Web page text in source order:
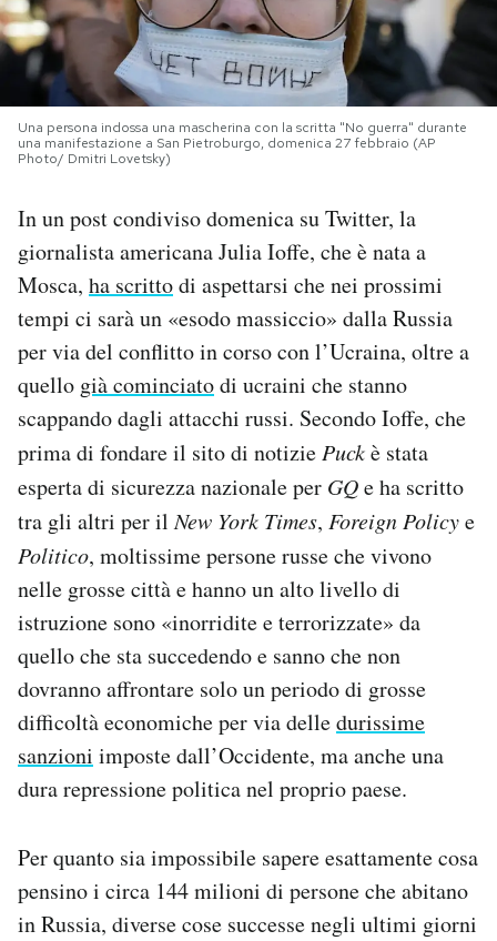
NEWSLETTER
I MIEI PREFERITI
SHOP
CALENDARIO
AREA PERSONALE
Area Personale
Newsletter
Notifiche mobile
Regala il Post
Hai bisogno di aiuto?
Esci
Una persona indossa una mascherina con la scritta "No guerra" durante
una manifestazione a San Pietroburgo, domenica 27 febbraio (AP
Photo/ Dmitri Lovetsky)
In un post condiviso domenica su Twitter, la
giornalista americana Julia Ioffe, che è nata a
Mosca, ha scrittodi aspettarsi che nei prossimi
tempi ci sarà un «esodo massiccio» dalla Russia
per via del conflitto in corso con l’Ucraina, oltre a
quello già cominciatodi ucraini che stanno
scappando dagli attacchi russi. Secondo Ioffe, che
prima di fondare il sito di notiziePuckè stata
esperta di sicurezza nazionale per GQe ha scritto
tra gli altri per ilNew York Times, Foreign Policye
Politico, moltissime persone russe che vivono
nelle grosse città e hanno un alto livello di
istruzione sono «inorridite e terrorizzate» da
quello che sta succedendo e sanno che non
dovranno affrontare solo un periodo di grosse
difficoltà economiche per via delledurissime
sanzioni imposte dall’Occidente, ma anche una
dura repressione politica nel proprio paese.
Per quanto sia impossibile sapere esattamente cosa
pensino i circa 144 milioni di persone che abitano
in Russia, diverse cose successe negli ultimi giorni